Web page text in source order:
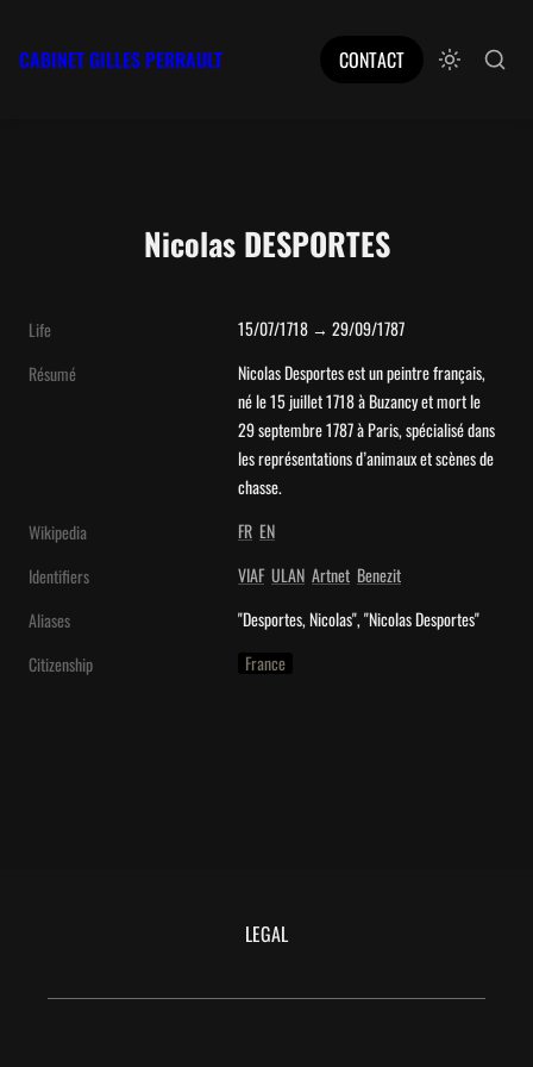
CABINET GILLES PERRAULT CONTACT
Nicolas DESPORTES
Life
15/07/1718 → 29/09/1787
Résumé
Nicolas Desportes est un peintre français,
né le 15 juillet 1718 à Buzancy et mort le
29 septembre 1787 à Paris, spécialisé dans
les représentations d’animaux et scènes de
chasse.
Wikipedia
FR EN
Identifiers
VIAF ULAN Artnet Benezit
Aliases
"Desportes, Nicolas", "Nicolas Desportes"
Citizenship
France
LEGAL